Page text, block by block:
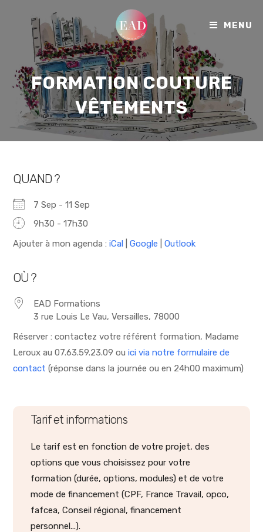
MENU
FORMATION COUTURE
VÊTEMENTS
QUAND ?
7 Sep - 11 Sep
9h30 - 17h30
Ajouter à mon agenda :iCal |Google |Outlook
OÙ ?
EAD Formations
3 rue Louis Le Vau, Versailles, 78000
Réserver : contactez votre référent formation, Madame
Leroux au 07.63.59.23.09 ouici via notre formulaire de
contact (réponse dans la journée ou en 24h00 maximum)
Tarif et informations
Le tarif est en fonction de votre projet, des
options que vous choisissez pour votre
formation (durée, options, modules) et de votre
mode de financement (CPF, France Travail, opco,
fafcea, Conseil régional, financement
personnel...).